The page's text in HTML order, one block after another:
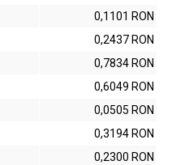
0,1101 RON
0,2437 RON
0,7834 RON
0,6049 RON
0,0505 RON
0,3194 RON
0,2300 RON